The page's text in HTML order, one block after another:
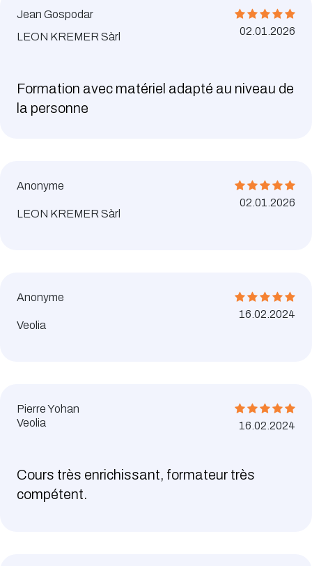
Jean Gospodar
LEON KREMER Sàrl
02.01.2026
Formation avec matériel adapté au niveau de
la personne
Anonyme
LEON KREMER Sàrl
02.01.2026
Anonyme
Veolia
16.02.2024
Pierre Yohan
Veolia
16.02.2024
Cours très enrichissant, formateur très
compétent.